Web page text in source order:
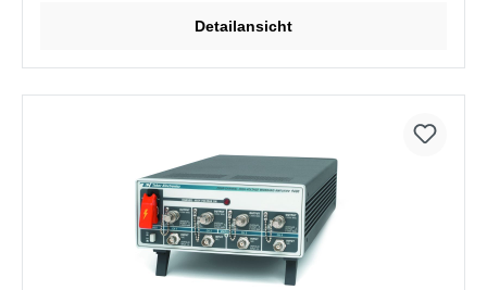
1 MOhm) - Coupling: DC (alterantiv AC) - Output: Two
differential Outputs, umschaltbar)
Detailansicht